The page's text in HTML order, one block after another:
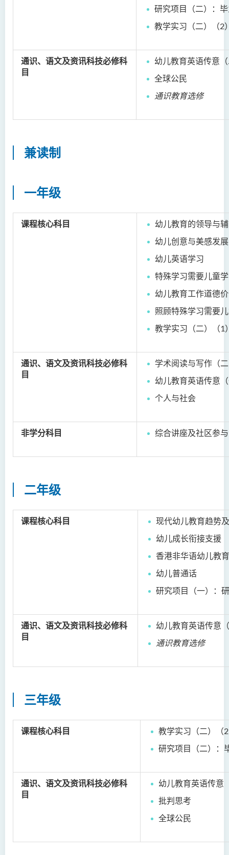
研究项目（二）：
教学实习（二）（2
通识、语文及资讯科技必修科
目
幼儿教育英语传意
全球公民
通识教育选修
兼读制
一年级
课程核心科目
幼儿教育的领导与
幼儿创意与美感发
幼儿英语学习
特殊学习需要儿童
幼儿教育工作道德
照顾特殊学习需要
教学实习（二）（1
通识、语文及资讯科技必修科
目
学术阅读与写作（
幼儿教育英语传意
个人与社会
非学分科目 综合讲座及社区参与
二年级
课程核心科目
现代幼儿教育趋势
幼儿成长衔接支援
香港非华语幼儿教育
幼儿普通话
研究项目（一）：
通识、语文及资讯科技必修科
目
幼儿教育英语传意
通识教育选修
三年级
课程核心科目 教学实习（二）（2
研究项目（二）：
通识、语文及资讯科技必修科
目
幼儿教育英语传意
批判思考
全球公民